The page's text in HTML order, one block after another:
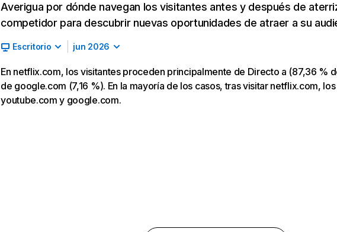
Averigua por dónde navegan los visitantes antes y después de
competidor para descubrir nuevas oportunidades de atraer a su
Escritorio jun 2026
En netflix.com, los visitantes proceden principalmente de Directo a (87,36 %
de google.com (7,16 %). En la mayoría de los casos, tras visitar netflix.com,
youtube.com y google.com.